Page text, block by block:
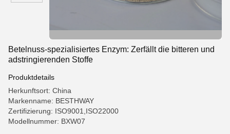
Betelnuss-spezialisiertes Enzym: Zerfällt die bitteren und
adstringierenden Stoffe
Produktdetails
Herkunftsort: China
Markenname: BESTHWAY
Zertifizierung: ISO9001,ISO22000
Modellnummer: BXW07